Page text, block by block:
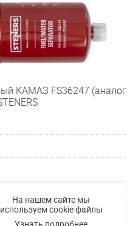
КАМАЗ FS36247 (аналог
Купить
На нашем сайте мы
используем cookie файлы